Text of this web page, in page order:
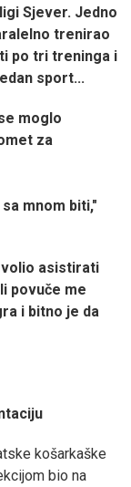
Sjever. Jedno
trenirao
po tri treninga i
sport...
moglo
za
mnom biti,"
volio asistirati
povuče me
i bitno je da
košarkaške
bio na